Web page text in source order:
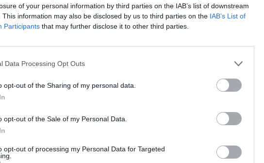
of your personal information by third parties on the IAB’s list of downstream
This information may also be disclosed by us to third parties on the IAB’s List of
Participants that may further disclose it to other third parties.
Data Processing Opt Outs
opt-out of the Sharing of my personal data.
opt-out of the Sale of my Personal Data.
opt-out of processing my Personal Data for Targeted